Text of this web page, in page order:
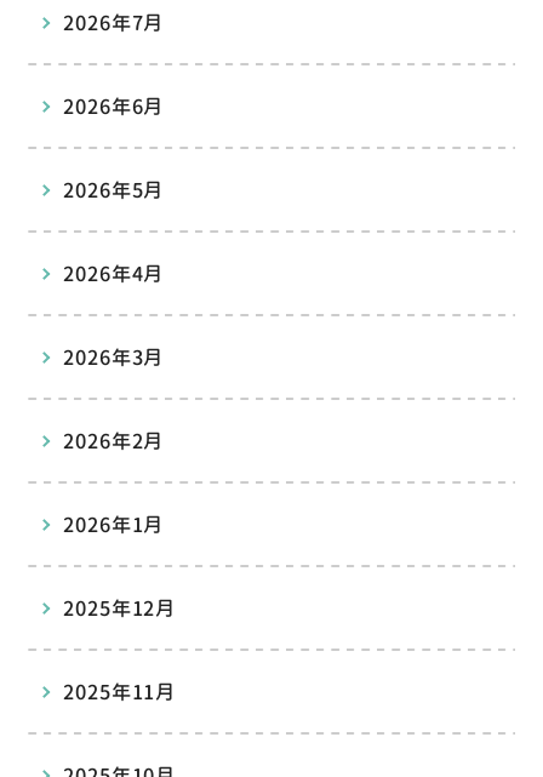
2026年7月
2026年6月
2026年5月
2026年4月
2026年3月
2026年2月
2026年1月
2025年12月
2025年11月